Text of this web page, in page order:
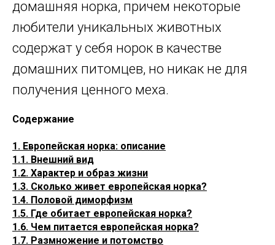
домашняя норка, причем некоторые
любители уникальных животных
содержат у себя норок в качестве
домашних питомцев, но никак не для
получения ценного меха.
Содержание
1. Европейская норка: описание
1.1. Внешний вид
1.2. Характер и образ жизни
1.3. Сколько живет европейская норка?
1.4. Половой диморфизм
1.5. Где обитает европейская норка?
1.6. Чем питается европейская норка?
1.7. Размножение и потомство